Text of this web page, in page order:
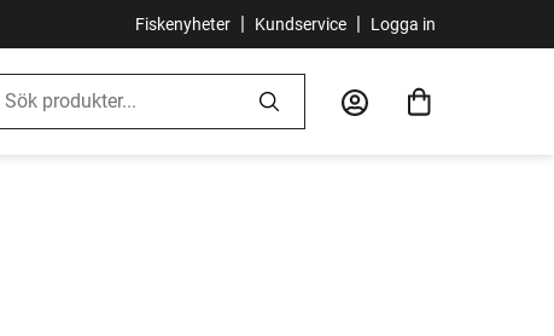
Fiskenyheter | Kundservice | Logga in